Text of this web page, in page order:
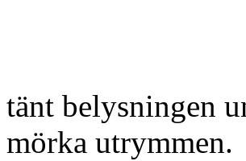
tänt belysningen
mörka utrymmen.